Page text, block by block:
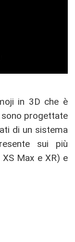
in 3D che è
progettate
di un sistema
sui più
Max e XR) e